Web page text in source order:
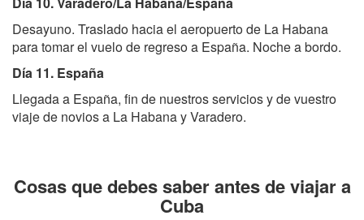
Desayuno. Traslado hacia el aeropuerto de La Habana
para tomar el vuelo de regreso a España. Noche a bordo.
Día 11. España
Llegada a España, fin de nuestros servicios y de vuestro
viaje de novios a La Habana y Varadero.
Cosas que debes saber antes de viajar a
Cuba